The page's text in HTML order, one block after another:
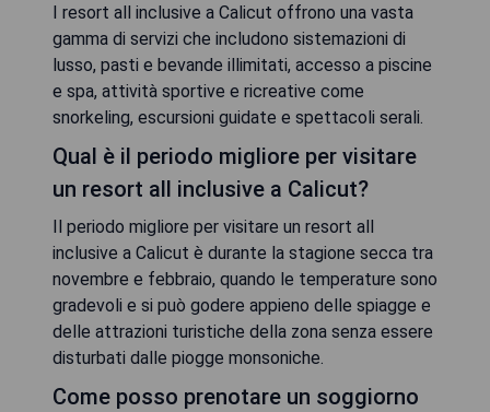
I resort all inclusive a Calicut offrono una vasta
gamma di servizi che includono sistemazioni di
lusso, pasti e bevande illimitati, accesso a piscine
e spa, attività sportive e ricreative come
snorkeling, escursioni guidate e spettacoli serali.
Qual è il periodo migliore per visitare
un resort all inclusive a Calicut?
Il periodo migliore per visitare un resort all
inclusive a Calicut è durante la stagione secca tra
novembre e febbraio, quando le temperature sono
gradevoli e si può godere appieno delle spiagge e
delle attrazioni turistiche della zona senza essere
disturbati dalle piogge monsoniche.
Come posso prenotare un soggiorno